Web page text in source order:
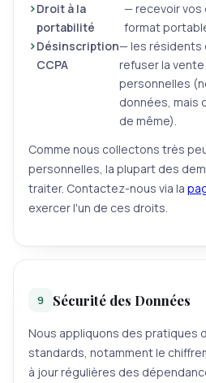
Droit à la
portabilité
— recevoir vos
format
Désinscription
CCPA
— les résidents
refuser la
personnelles
données, mais
de même).
Comme nous collectons très
personnelles, la plupart des
traiter. Contactez-nous via la
exercer l'un de ces droits.
9 Sécurité des Données
Nous appliquons des pratiques
standards, notamment le
à jour régulières des